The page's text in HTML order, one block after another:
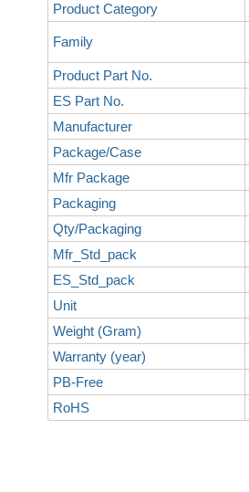
Product Category
Family
Product Part No.
ES Part No.
Manufacturer
Package/Case
Mfr Package
Packaging
Qty/Packaging
Mfr_Std_pack
ES_Std_pack
Unit
Weight (Gram)
Warranty (year)
PB-Free
RoHS